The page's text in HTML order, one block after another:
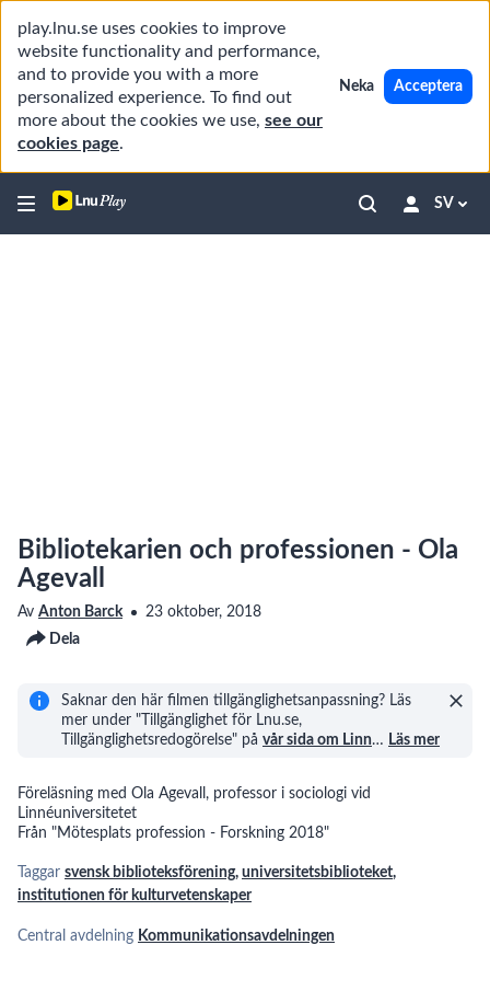
play.lnu.se uses cookies to improve
website functionality and performance,
and to provide you with a more
personalized experience. To find out
more about the cookies we use, see our
cookies page.
Neka Acceptera
SV
Bibliotekarien och professionen - Ola
Agevall
Av Anton Barck
23 oktober, 2018
Dela
Saknar den här filmen tillgänglighetsanpassning? Läs
mer under "Tillgänglighet för Lnu.se,
Tillgänglighetsredogörelse" på vår sida om Linn… Läs mer
Föreläsning med Ola Agevall, professor i sociologi vid
Linnéuniversitetet
Från "Mötesplats profession - Forskning 2018"
Taggar svensk biblioteksförening, universitetsbiblioteket,
institutionen för kulturvetenskaper
Central avdelning Kommunikationsavdelningen